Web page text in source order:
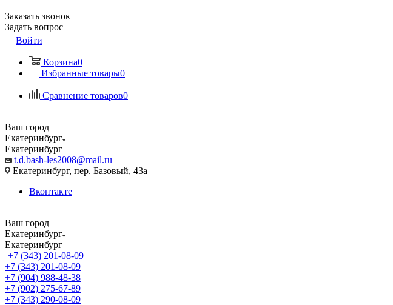
Заказать звонок
Задать вопрос
Войти
Корзина0
Избранные товары0
Сравнение товаров0
Ваш город
Екатеринбург
Екатеринбург
t.d.bash-les2008@mail.ru
Екатеринбург, пер. Базовый, 43а
Вконтакте
Ваш город
Екатеринбург
Екатеринбург
+7 (343) 201-08-09
+7 (343) 201-08-09
+7 (904) 988-48-38
+7 (902) 275-67-89
+7 (343) 290-08-09